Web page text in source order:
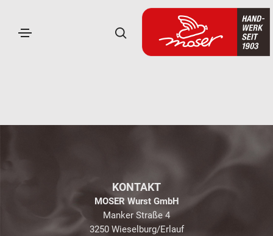
KONTAKT
MOSER Wurst GmbH
Manker Straße 4
3250 Wieselburg/Erlauf